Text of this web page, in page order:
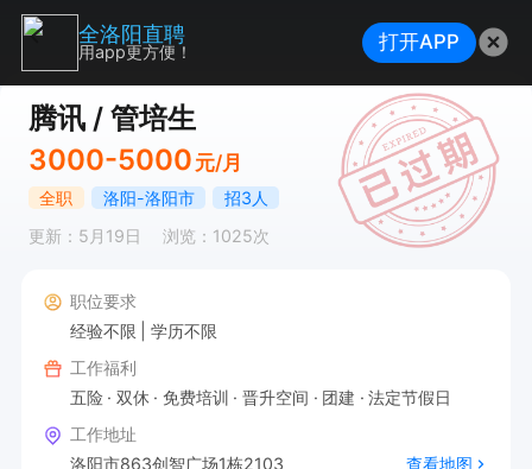
腾讯 / 管培生
3000-5000 元/月
全职 洛阳-洛阳市
招3人
更新：5月19日
浏览：1025次
职位要求
经验不限
学历不限
工作福利
五险
双休 免费培训 晋升空间 团建
法定节假日
工作地址
洛阳市863创智广场1栋2103
查看地图
全洛阳直聘
用app更方便！ 打开APP